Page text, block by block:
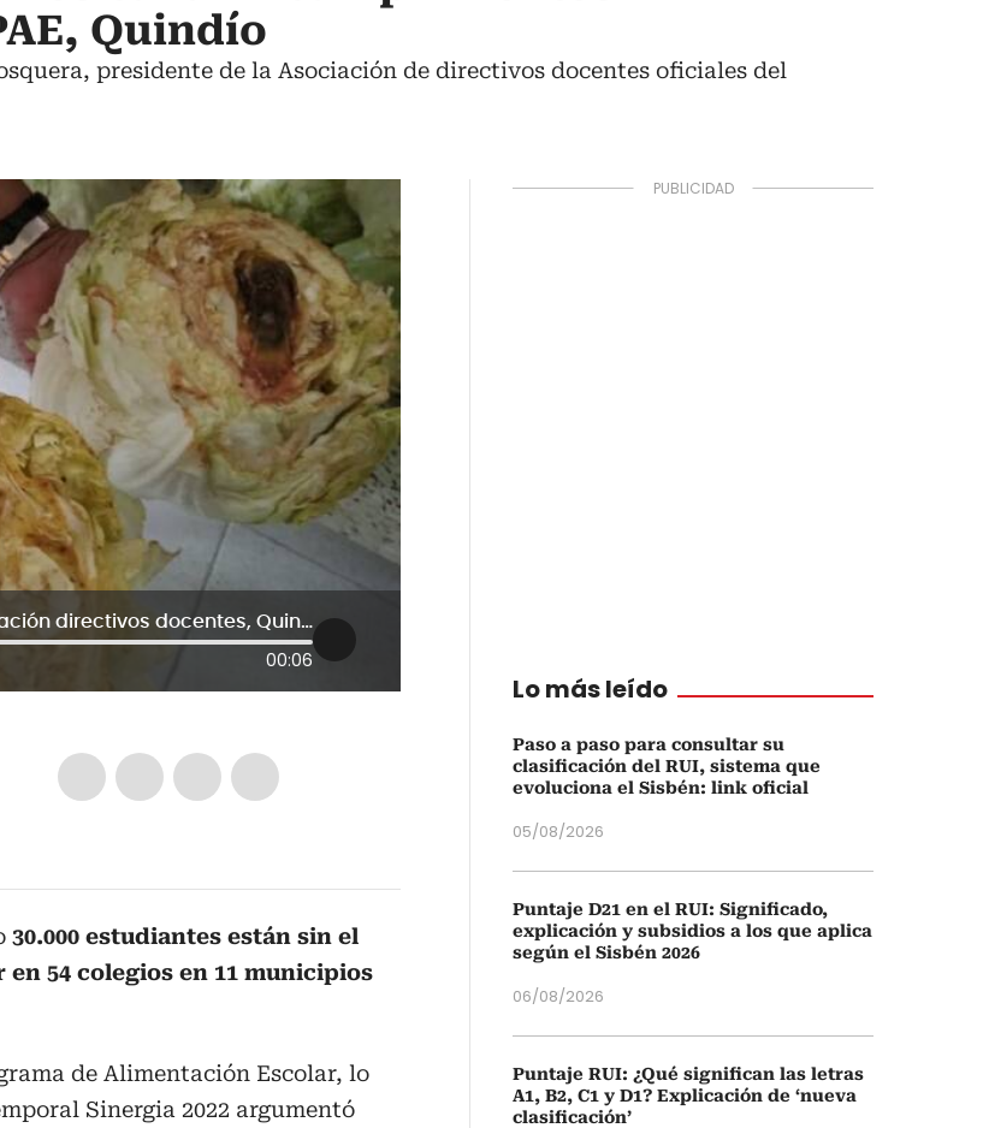
Quindío
presidente de la Asociación de directivos docentes oficiales del
Diego Fernando Mosquera , Presidente asociación directivos docentes, Quindío
00:06
30.000 estudiantes están sin el
54 colegios en 11 municipios
de Alimentación Escolar, lo
Sinergia 2022 argumentó
Lo más leído
Paso a paso para consultar su
clasificación del RUI, sistema que
evoluciona el Sisbén: link oficial
05/08/2026
Puntaje D21 en el RUI: Significado,
explicación y subsidios a los que aplica
según el Sisbén 2026
06/08/2026
Puntaje RUI: ¿Qué significan las letras
A1, B2, C1 y D1? Explicación de ‘nueva
clasificación’